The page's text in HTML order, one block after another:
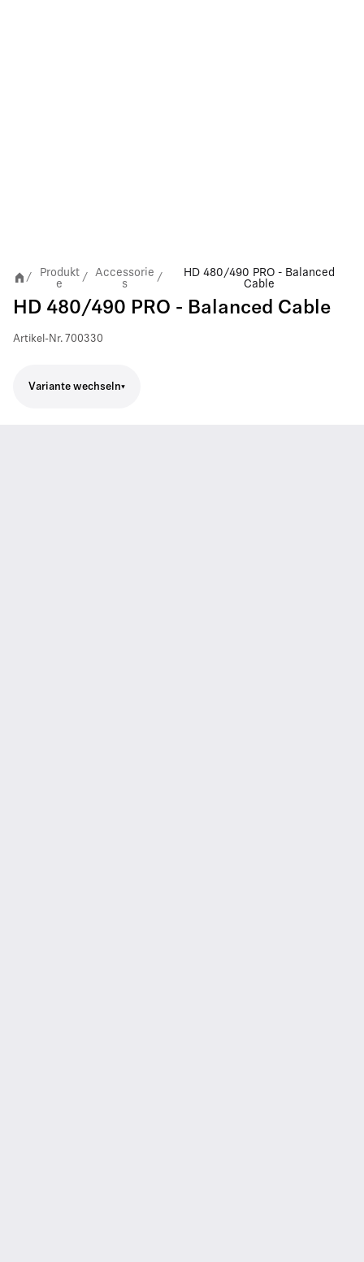
/
Produkt
e
/
Accessorie
s
/
HD 480/490 PRO - Balanced
Cable
HD 480/490 PRO - Balanced Cable
Artikel-Nr. 700330
Variante wechseln